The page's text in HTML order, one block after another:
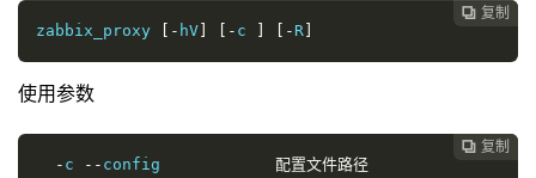
 复制
zabbix_proxy
[- hV [- c [- R
使用参数
 复制
- c -- config 配置文件路径